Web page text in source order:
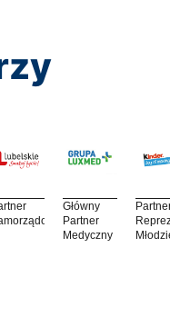
Główny
Partner
Medyczny